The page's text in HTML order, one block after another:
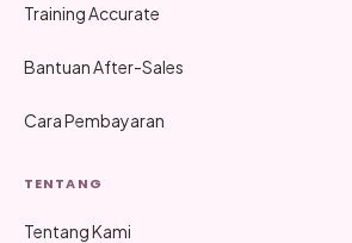
Training Accurate
Bantuan After-Sales
Cara Pembayaran
TENTANG
Tentang Kami